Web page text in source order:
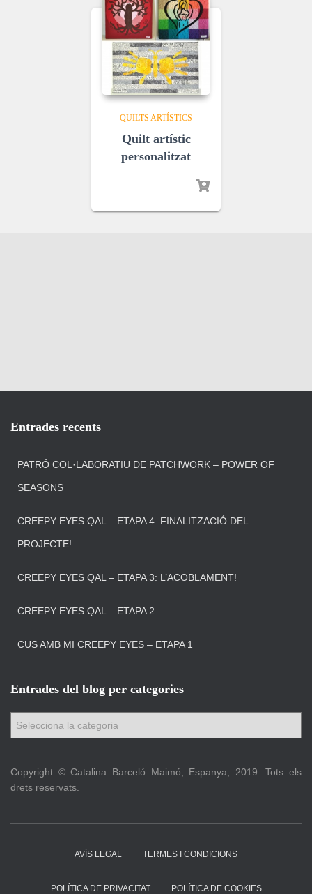
QUILTS ARTÍSTICS
Quilt artístic
personalitzat
Entrades recents
PATRÓ COL·LABORATIU DE PATCHWORK – POWER OF
SEASONS
CREEPY EYES QAL – ETAPA 4: FINALITZACIÓ DEL
PROJECTE!
CREEPY EYES QAL – ETAPA 3: L’ACOBLAMENT!
CREEPY EYES QAL – ETAPA 2
CUS AMB MI CREEPY EYES – ETAPA 1
Entrades del blog per categories
s
Copyright © Catalina Barceló Maimó, Espanya, 2019. Tots els
drets reservats.
AVÍS LEGAL TERMES I CONDICIONS
POLÍTICA DE PRIVACITAT POLÍTICA DE COOKIES